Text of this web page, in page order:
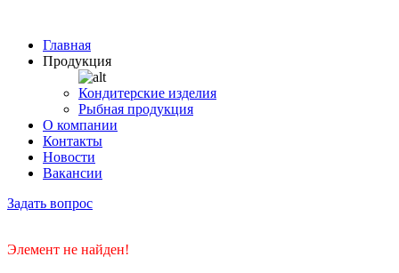
Главная
Продукция
Кондитерские изделия
Рыбная продукция
О компании
Контакты
Новости
Вакансии
Задать вопрос
Элемент не найден!